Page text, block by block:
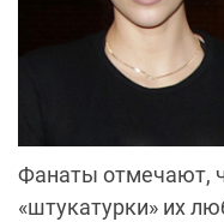
Фанаты отмечают,
«штукатурки» их